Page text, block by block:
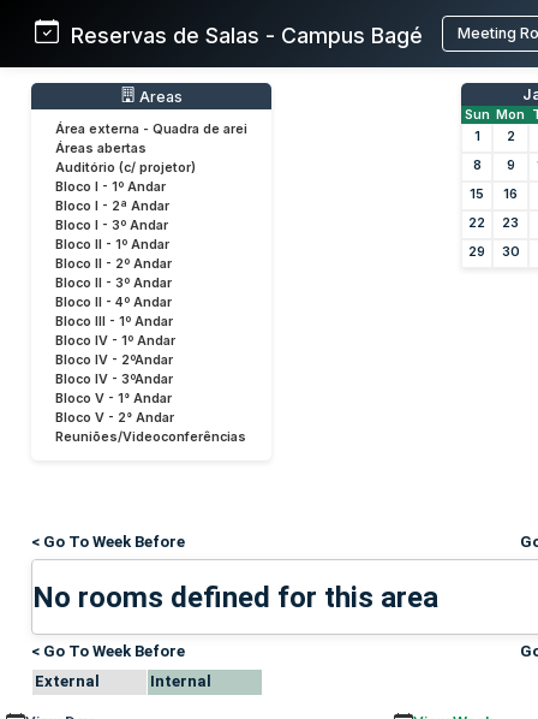
Reservas de Salas - Campus Bagé Meeting
Areas
Área externa - Quadra de arei
Áreas abertas
Auditório (c/ projetor)
Bloco I - 1º Andar
Bloco I - 2ª Andar
Bloco I - 3º Andar
Bloco II - 1º Andar
Bloco II - 2º Andar
Bloco II - 3º Andar
Bloco II - 4º Andar
Bloco III - 1º Andar
Bloco IV - 1º Andar
Bloco IV - 2ºAndar
Bloco IV - 3ºAndar
Bloco V - 1° Andar
Bloco V - 2° Andar
Reuniões/Videoconferências
Sun Mon
1
2
8
9
15
16
22
23
29
30
< Go To Week Before
No rooms defined for this area
< Go To Week Before
External
Internal